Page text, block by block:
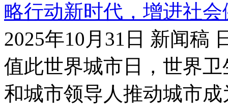
略行动新时代，增进社
2025年10月31日 新闻稿
值此世界城市日，世界
和城市领导人推动城市